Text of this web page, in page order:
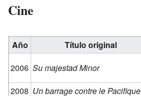
Cine
Año Título original
2006 Su majestad Minor
2008 Un barrage contre le Pacifique